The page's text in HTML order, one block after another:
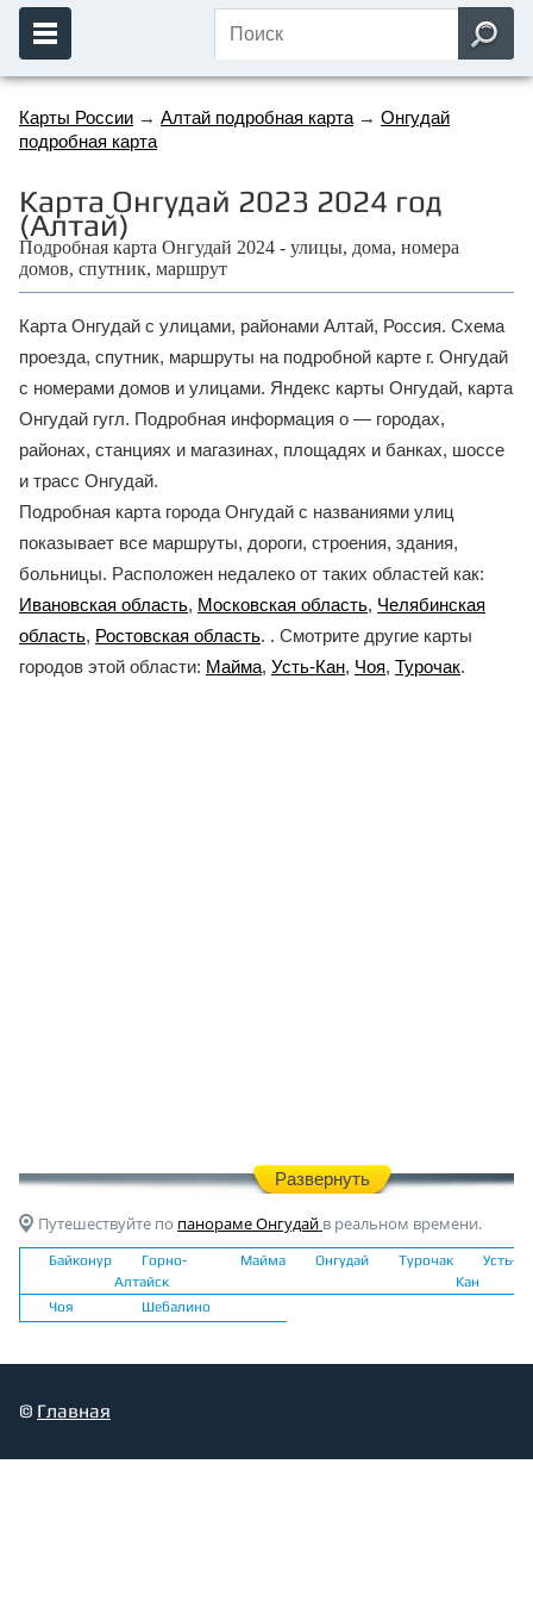
Карты России → Алтай подробная карта → Онгудай
подробная карта
Карта Онгудай 2023 2024 год
(Алтай)
Подробная карта Онгудай 2024 - улицы, дома, номера
домов, спутник, маршрут
Карта Онгудай с улицами, районами Алтай, Россия. Схема
проезда, спутник, маршруты на подробной карте г. Онгудай
с номерами домов и улицами. Яндекс карты Онгудай, карта
Онгудай гугл. Подробная информация о — городах,
районах, станциях и магазинах, площадях и банках, шоссе
и трасс Онгудай.
Подробная карта города Онгудай с названиями улиц
показывает все маршруты, дороги, строения, здания,
больницы. Расположен недалеко от таких областей как:
Ивановская область, Московская область, Челябинская
область, Ростовская область. . Смотрите другие карты
городов этой области: Майма, Усть-Кан, Чоя, Турочак.
Развернуть
Путешествуйте по панораме Онгудай в реальном времени.
Байконур
Горно-
Алтайск
Майма Онгудай Турочак
Усть-
Кан
Чоя
Шебалино
© Главная